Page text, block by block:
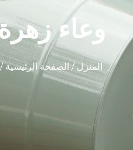
وعاء
المنزل/الصفحة الرئيسية/